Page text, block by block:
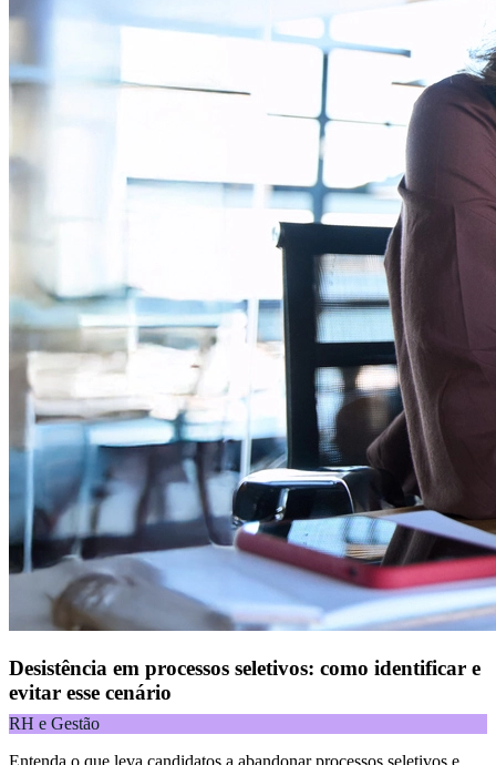
Desistência em processos seletivos: como identificar e
evitar esse cenário
RH e Gestão
Entenda o que leva candidatos a abandonar processos seletivos e